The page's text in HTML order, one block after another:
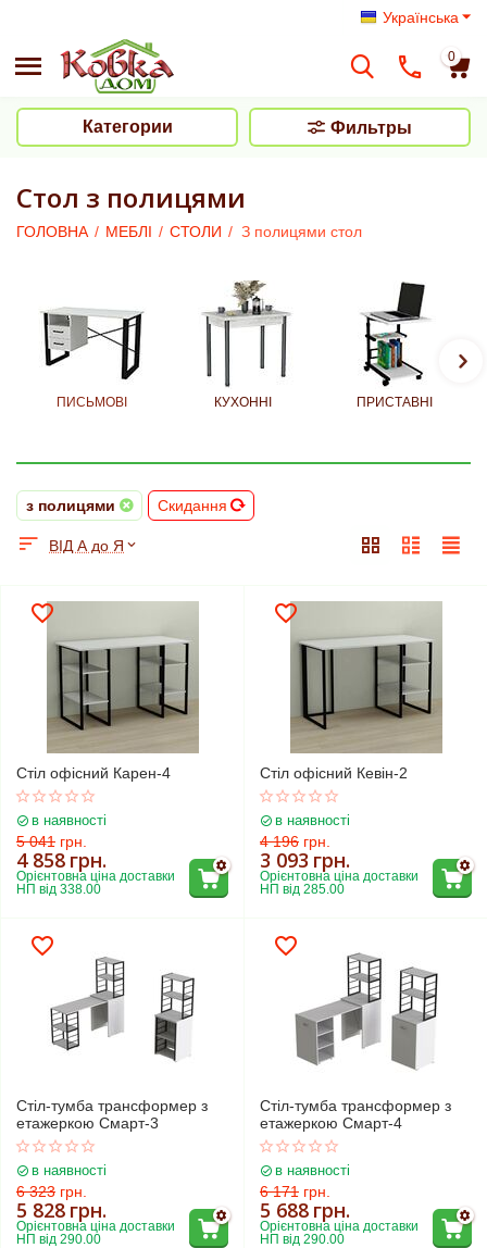
Українська
0
Категории Фильтры
Стол з полицями
ГОЛОВНА / МЕБЛІ / СТОЛИ / З полицями стол
ПИСЬМОВІ КУХОННІ ПРИСТАВНІ
з полицями Скидання
ВІД А до Я
Стіл офісний Карен-4
в наявності
5 041 грн.
4 858 грн.
Орієнтовна ціна доставки
НП від 338.00
Стіл офісний Кевін-2
в наявності
4 196 грн.
3 093 грн.
Орієнтовна ціна доставки
НП від 285.00
Стіл-тумба трансформер з
етажеркою Смарт-3
в наявності
6 323 грн.
5 828 грн.
Орієнтовна ціна доставки
НП від 290.00
Стіл-тумба трансформер з
етажеркою Смарт-4
в наявності
6 171 грн.
5 688 грн.
Орієнтовна ціна доставки
НП від 290.00